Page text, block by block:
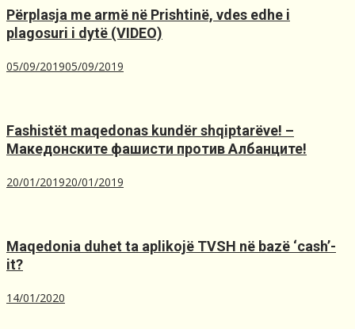
Përplasja me armë në Prishtinë, ​vdes edhe i
plagosuri i dytë (VIDEO)
05/09/201905/09/2019
Fashistët maqedonas kundër shqiptarëve! –
Македонските фашисти против Албанците!
20/01/201920/01/2019
Maqedonia duhet ta aplikojë TVSH nё bazё ‘cash’-
it?
14/01/2020